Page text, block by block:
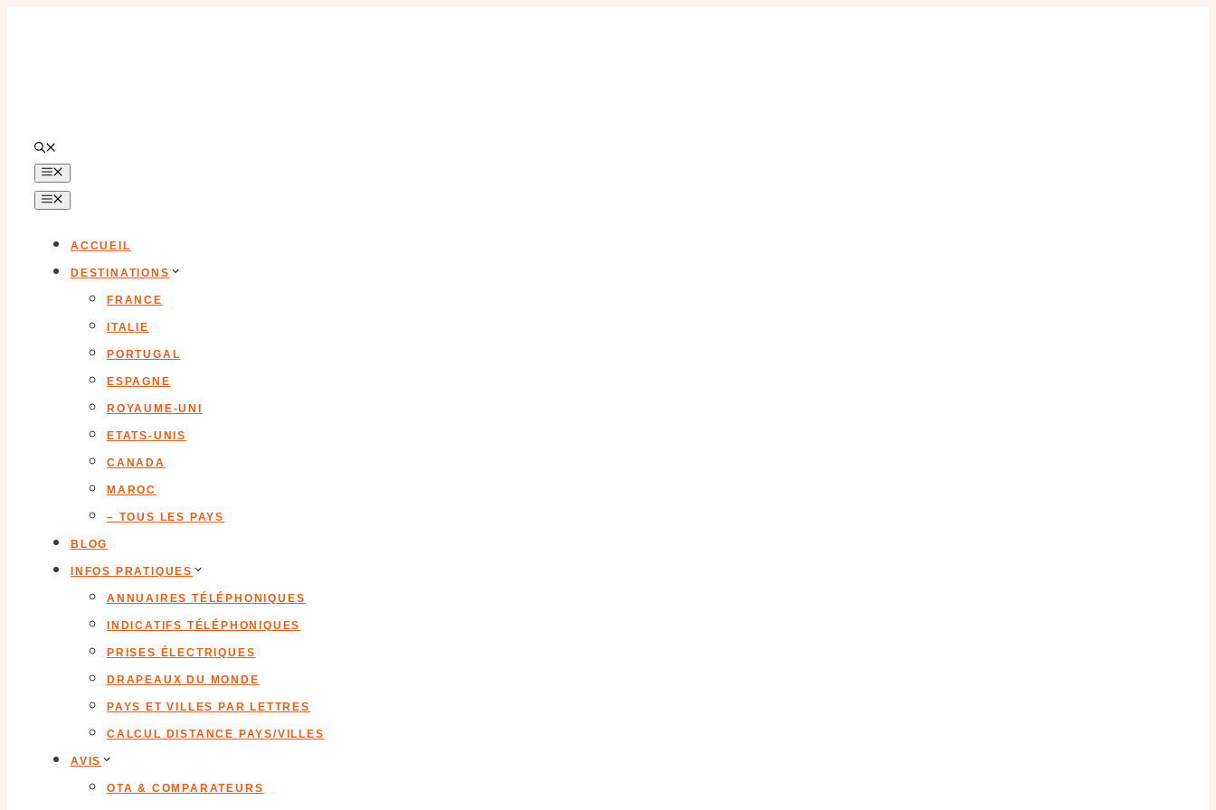
ACCUEIL
DESTINATIONS
FRANCE
ITALIE
PORTUGAL
ESPAGNE
ROYAUME-UNI
ETATS-UNIS
CANADA
MAROC
– TOUS LES PAYS
BLOG
INFOS PRATIQUES
ANNUAIRES TÉLÉPHONIQUES
INDICATIFS TÉLÉPHONIQUES
PRISES ÉLECTRIQUES
DRAPEAUX DU MONDE
PAYS ET VILLES PAR LETTRES
CALCUL DISTANCE PAYS/VILLES
AVIS
OTA & COMPARATEURS